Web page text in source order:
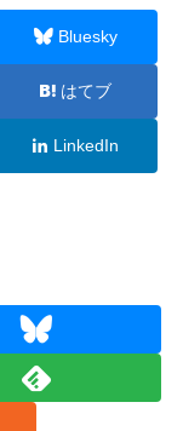
Bluesky
はてブ
LinkedIn